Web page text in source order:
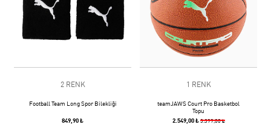
2 RENK
Football Team Long Spor Bilekliği
849,90 ₺
1 RENK
teamJAWS Court Pro Basketbol
Topu
2.549,00 ₺ 3.399,00 ₺